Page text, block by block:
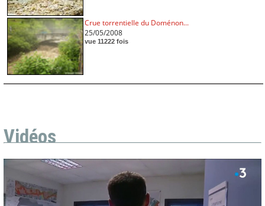
Crue torrentielle du Doménon...
25/05/2008
vue 11222 fois
Vidéos